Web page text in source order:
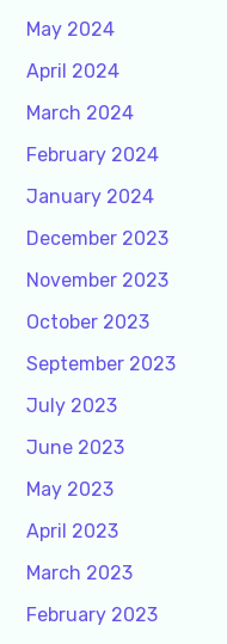
May 2024
April 2024
March 2024
February 2024
January 2024
December 2023
November 2023
October 2023
September 2023
July 2023
June 2023
May 2023
April 2023
March 2023
February 2023